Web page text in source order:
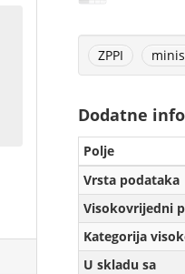
ZPPI
Dodatne
Polje
Vrsta podataka
Visokovrijedni
Kategorija
U skladu sa